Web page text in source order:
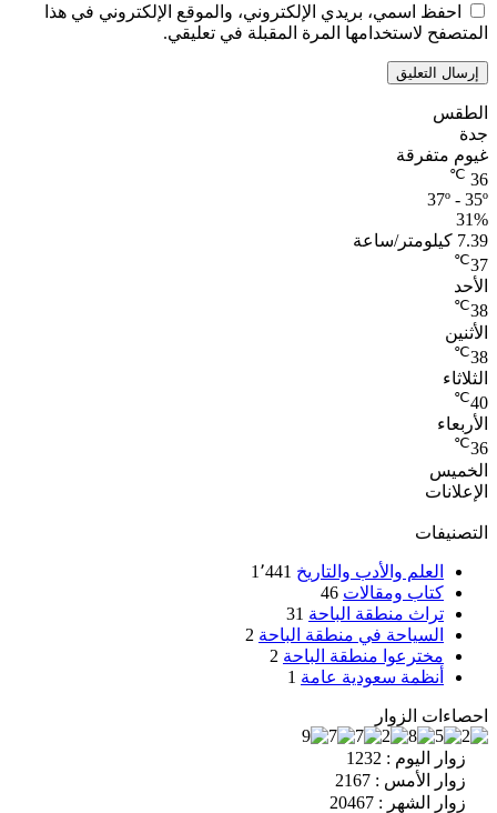
احفظ اسمي، بريدي الإلكتروني، والموقع الإلكتروني في هذا
المتصفح لاستخدامها المرة المقبلة في تعليقي.
الطقس
جدة
غيوم متفرقة
36
℃
37º - 35º
31%
7.39 كيلومتر/ساعة
37
℃
الأحد
38
℃
الأثنين
38
℃
الثلاثاء
40
℃
الأربعاء
36
℃
الخميس
الإعلانات
التصنيفات
العلم والأدب والتاريخ 1٬441
كتاب ومقالات 46
تراث منطقة الباحة 31
السياحة في منطقة الباحة 2
مخترعوا منطقة الباحة 2
أنظمة سعودية عامة 1
احصاءات الزوار
زوار اليوم : 1232
زوار الأمس : 2167
زوار الشهر : 20467